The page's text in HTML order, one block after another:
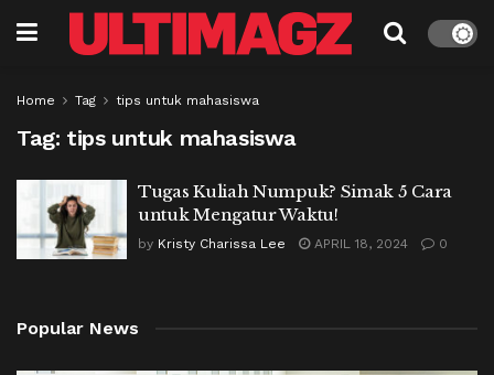
Home Tag tips untuk mahasiswa
Tag: tips untuk mahasiswa
Tugas Kuliah Numpuk? Simak 5 Cara
untuk Mengatur Waktu!
by Kristy Charissa Lee APRIL 18, 2024 0
Popular News